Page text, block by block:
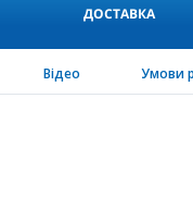
ДОСТАВКА
Відео Умови